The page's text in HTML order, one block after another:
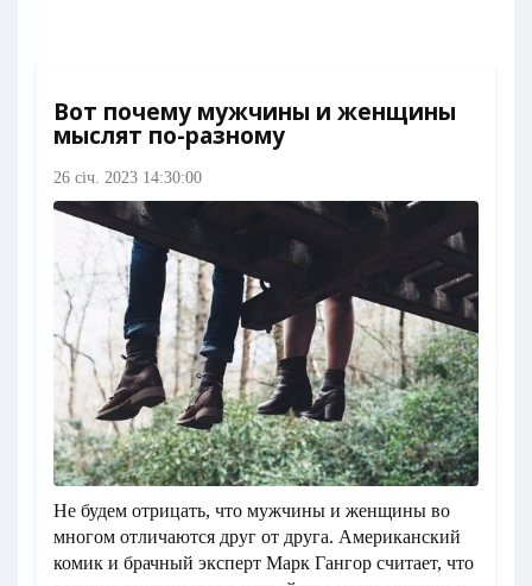
Вот почему мужчины и женщины
мыслят по-разному
26 січ. 2023 14:30:00
Не будем отрицать, что мужчины и женщины во
многом отличаются друг от друга. Американский
комик и брачный эксперт Марк Гангор считает, что